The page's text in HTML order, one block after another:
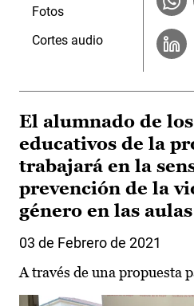
Fotos
Cortes audio
El alumnado de
educativos de la
trabajará en la
prevención de la
género en las aulas
03 de Febrero de 2021
A través de una propuesta